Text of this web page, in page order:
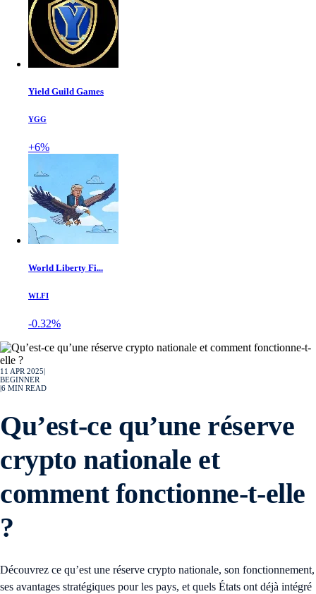
Yield Guild Games
YGG
+6%
World Liberty Fi...
WLFI
-0.32%
11 APR 2025
BEGINNER
6 MIN READ
Qu’est-ce qu’une réserve
crypto nationale et
comment fonctionne-t-elle
?
Découvrez ce qu’est une réserve crypto nationale, son fonctionnement,
ses avantages stratégiques pour les pays, et quels États ont déjà intégré